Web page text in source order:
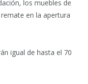
los muebles de
en la apertura
igual de hasta el 70